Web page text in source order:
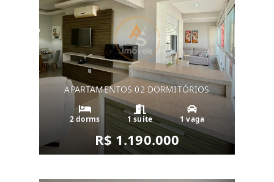
APARTAMENTOS 02 DORMITÓRIOS
2 dorms 1 suíte 1 vaga
R$ 1.190.000